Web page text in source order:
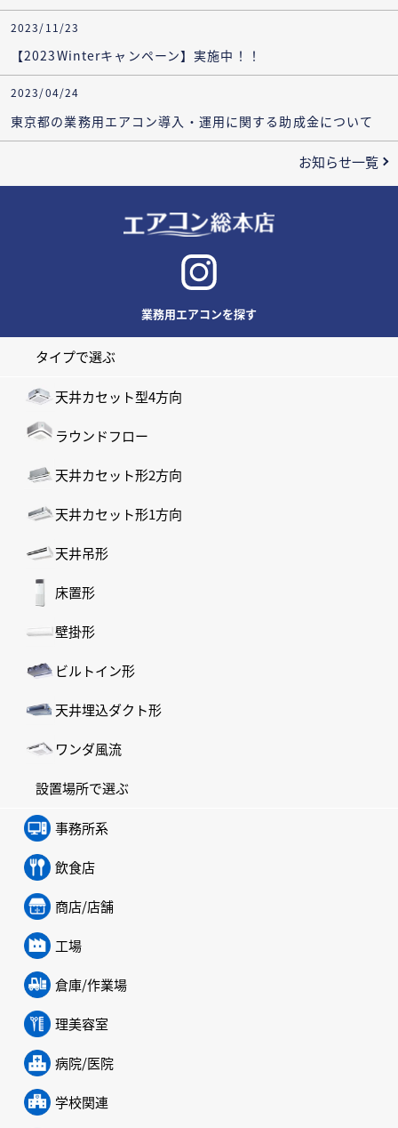
2023/11/23
【2023Winterキャンペーン】実施中！！
2023/04/24
東京都の業務用エアコン導入・運用に関する助成金について
お知らせ一覧
業務用エアコンを探す
タイプで選ぶ
天井カセット型4方向
ラウンドフロー
天井カセット形2方向
天井カセット形1方向
天井吊形
床置形
壁掛形
ビルトイン形
天井埋込ダクト形
ワンダ風流
設置場所で選ぶ
事務所系
飲食店
商店/店舗
工場
倉庫/作業場
理美容室
病院/医院
学校関連